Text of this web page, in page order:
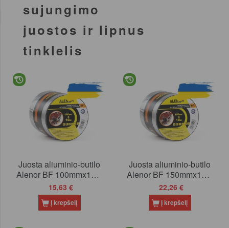
sujungimo
juostos ir lipnus
tinklelis
Juosta aliuminio-butilo
Alenor BF 100mmx10m
(6)
15,63 €
Į krepšelį
Juosta aliuminio-butilo
Alenor BF 150mmx10m
(8)
22,26 €
Į krepšelį